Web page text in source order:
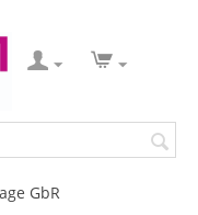
GbR